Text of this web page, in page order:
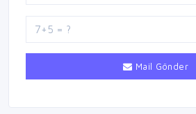
Mail Gönder